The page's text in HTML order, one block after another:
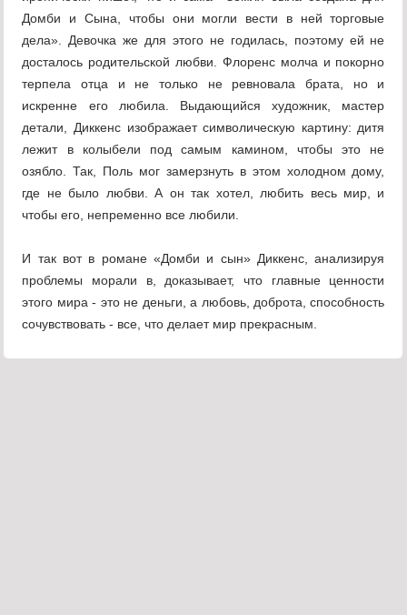
Домби и Сына, чтобы они могли вести в ней торговые
дела». Девочка же для этого не годилась, поэтому ей не
досталось родительской любви. Флоренс молча и покорно
терпела отца и не только не ревновала брата, но и
искренне его любила. Выдающийся художник, мастер
детали, Диккенс изображает символическую картину: дитя
лежит в колыбели под самым камином, чтобы это не
озябло. Так, Поль мог замерзнуть в этом холодном дому,
где не было любви. А он так хотел, любить весь мир, и
чтобы его, непременно все любили.
И так вот в романе «Домби и сын» Диккенс, анализируя
проблемы морали в, доказывает, что главные ценности
этого мира - это не деньги, а любовь, доброта, способность
сочувствовать - все, что делает мир прекрасным.